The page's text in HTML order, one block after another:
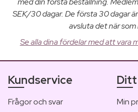
SEK/30 dagar. De första 30 dagar
avsluta det när som
Se alla dina fördelar med att vara
Kundservice
Frågor och svar
Min